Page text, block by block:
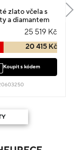
zlato včela s
a diamantem
25 519 Kč
20 415 Kč
Koupit s kódem